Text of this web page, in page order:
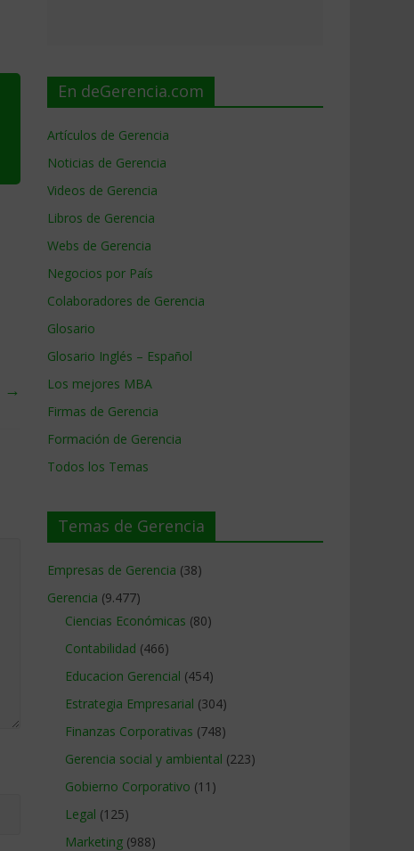
→
En deGerencia.com
Artículos de Gerencia
Noticias de Gerencia
Videos de Gerencia
Libros de Gerencia
Webs de Gerencia
Negocios por País
Colaboradores de Gerencia
Glosario
Glosario Inglés – Español
Los mejores MBA
Firmas de Gerencia
Formación de Gerencia
Todos los Temas
Temas de Gerencia
Empresas de Gerencia (38)
Gerencia (9.477)
Ciencias Económicas (80)
Contabilidad (466)
Educacion Gerencial (454)
Estrategia Empresarial (304)
Finanzas Corporativas (748)
Gerencia social y ambiental (223)
Gobierno Corporativo (11)
Legal (125)
Marketing (988)